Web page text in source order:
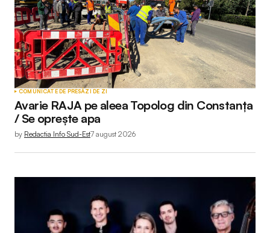
COMUNICATE DE PRESĂZI DE ZI
Avarie RAJA pe aleea Topolog din Constanța
/ Se oprește apa
by Redactia Info Sud-Est7 august 2026